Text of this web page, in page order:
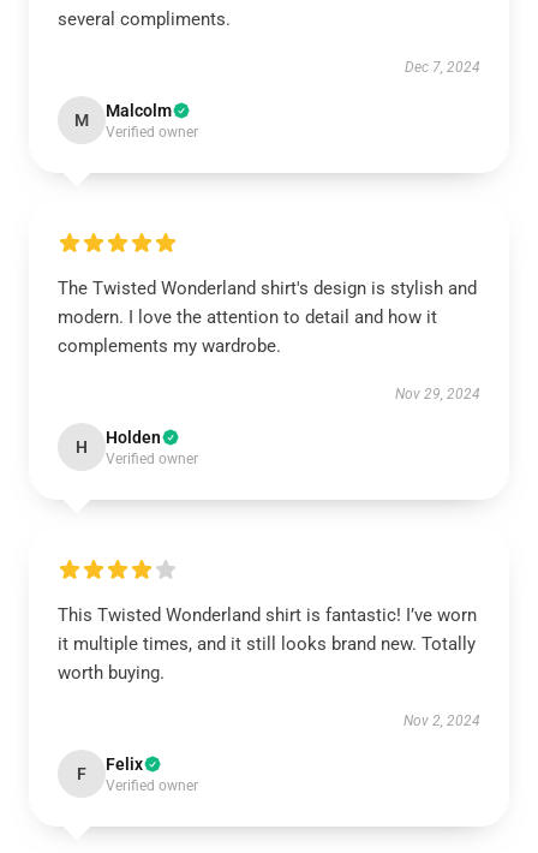
several compliments.
Dec 7, 2024
M Malcolm
Verified owner
The Twisted Wonderland shirt's design is stylish and
modern. I love the attention to detail and how it
complements my wardrobe.
Nov 29, 2024
H Holden
Verified owner
This Twisted Wonderland shirt is fantastic! I’ve worn
it multiple times, and it still looks brand new. Totally
worth buying.
Nov 2, 2024
F Felix
Verified owner